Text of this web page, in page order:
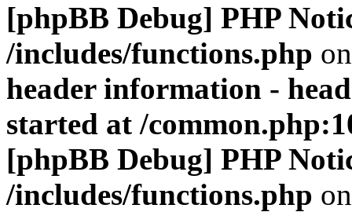
[phpBB Debug] PHP
/includes/functions.php
header information -
started at /
[phpBB Debug] PHP
/includes/functions.php